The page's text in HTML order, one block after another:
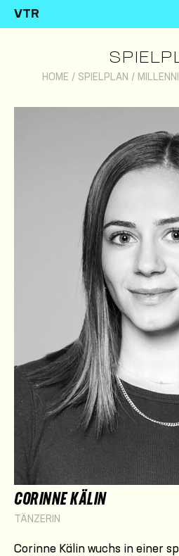
VTR
HOME / SPIELPLAN /
CORINNE KÄLIN
TÄNZERIN
Corinne Kälin wuchs in einer